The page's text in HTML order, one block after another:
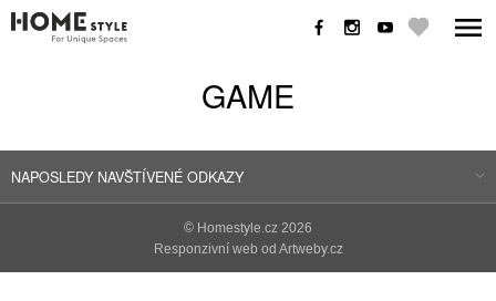
GAME
NAPOSLEDY NAVŠTÍVENÉ ODKAZY
© Homestyle.cz 2026
Responzivní web od Artweby.cz